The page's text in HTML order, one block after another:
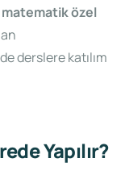
matematik özel
derslere katılım
Yapılır?